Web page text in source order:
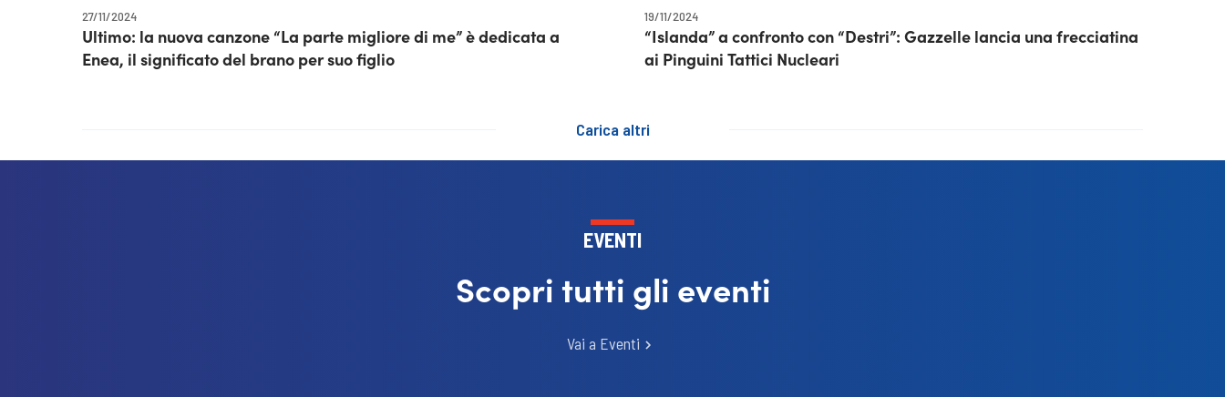
27/11/2024
Ultimo: la nuova canzone “La parte migliore di me” è dedicata a
Enea, il significato del brano per suo figlio
19/11/2024
“Islanda” a confronto con “Destri”: Gazzelle lancia una frecciatina
ai Pinguini Tattici Nucleari
Carica altri
EVENTI
Scopri tutti gli eventi
Vai a Eventi